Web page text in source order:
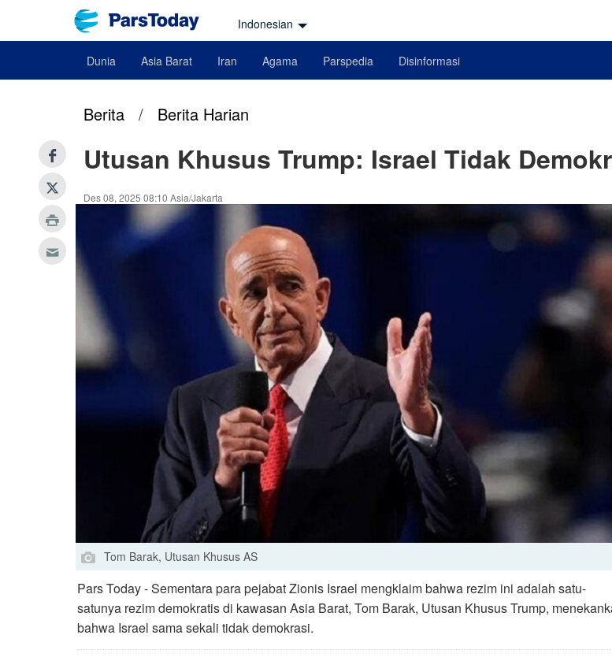
Indonesian
Dunia Asia Barat Iran Agama Parspedia Disinformasi
Berita / Berita Harian
Utusan Khusus Trump: Israel Tidak
Des 08, 2025 08:10 Asia/Jakarta
Tom Barak, Utusan Khusus AS
Pars Today - Sementara para pejabat Zionis Israel mengklaim bahwa rezim ini adalah satu-
satunya rezim demokratis di kawasan Asia Barat, Tom Barak, Utusan Khusus Trump,
bahwa Israel sama sekali tidak demokrasi.